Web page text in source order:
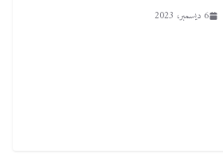
6 ديسمبر، 2023